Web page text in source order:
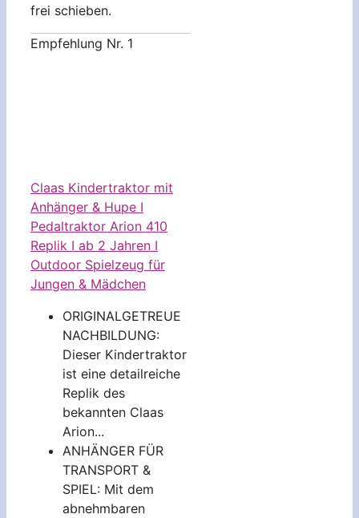
frei schieben.
Empfehlung Nr. 1
Claas Kindertraktor mit
Anhänger & Hupe I
Pedaltraktor Arion 410
Replik I ab 2 Jahren I
Outdoor Spielzeug für
Jungen & Mädchen
ORIGINALGETREUE
NACHBILDUNG:
Dieser Kindertraktor
ist eine detailreiche
Replik des
bekannten Claas
Arion...
ANHÄNGER FÜR
TRANSPORT &
SPIEL: Mit dem
abnehmbaren